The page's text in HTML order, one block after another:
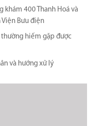
khám 400 Thanh Hoá và
Bưu điện
thường hiếm gặp được
và hướng xử lý